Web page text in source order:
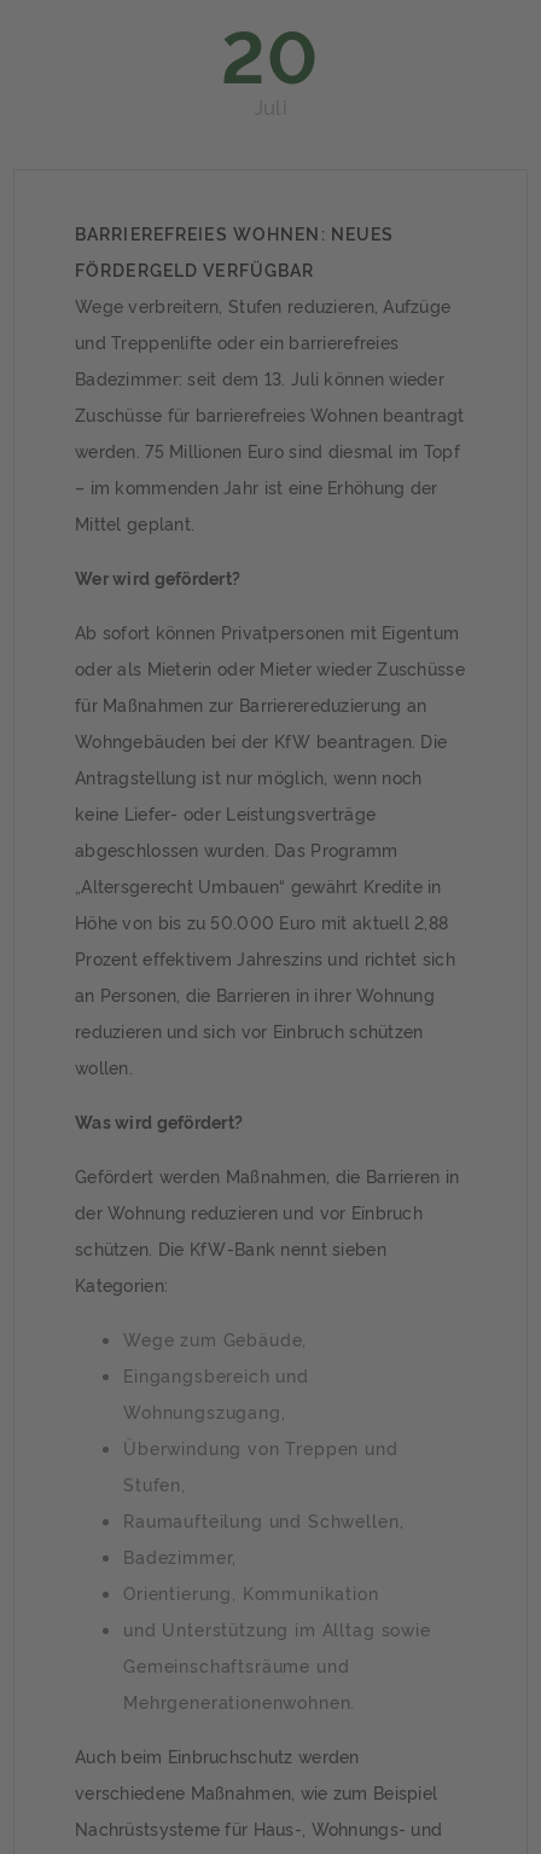
20
Juli
BARRIEREFREIES WOHNEN: NEUES
FÖRDERGELD VERFÜGBAR
Wege verbreitern, Stufen reduzieren, Aufzüge
und Treppenlifte oder ein barrierefreies
Badezimmer: seit dem 13. Juli können wieder
Zuschüsse für barrierefreies Wohnen beantragt
werden. 75 Millionen Euro sind diesmal im Topf
– im kommenden Jahr ist eine Erhöhung der
Mittel geplant.
Wer wird gefördert?
Ab sofort können Privatpersonen mit Eigentum
oder als Mieterin oder Mieter wieder Zuschüsse
für Maß­nahmen zur Barriere­reduzierung an
Wohn­gebäuden bei der KfW beantragen. Die
Antragstellung ist nur möglich, wenn noch
keine Liefer- oder Leistungsverträge
abgeschlossen wurden. Das Programm
„Altersgerecht Umbauen“ gewährt Kredite in
Höhe von bis zu 50.000 Euro mit aktuell 2,88
Prozent effektivem Jahreszins und richtet sich
an Personen, die Barrieren in ihrer Wohnung
reduzieren und sich vor Einbruch schützen
wollen.
Was wird gefördert?
Gefördert werden Maßnahmen, die Barrieren in
der Wohnung reduzieren und vor Einbruch
schützen. Die KfW-Bank nennt sieben
Kategorien:
Wege zum Gebäude,
Eingangsbereich und
Wohnungszugang,
Überwindung von Treppen und
Stufen,
Raumaufteilung und Schwellen,
Badezimmer,
Orientierung, Kommunikation
und Unterstützung im Alltag sowie
Gemeinschaftsräume und
Mehrgenerationenwohnen.
Auch beim Einbruchschutz werden
verschiedene Maßnahmen, wie zum Beispiel
Nachrüstsysteme für Haus-, Wohnungs- und